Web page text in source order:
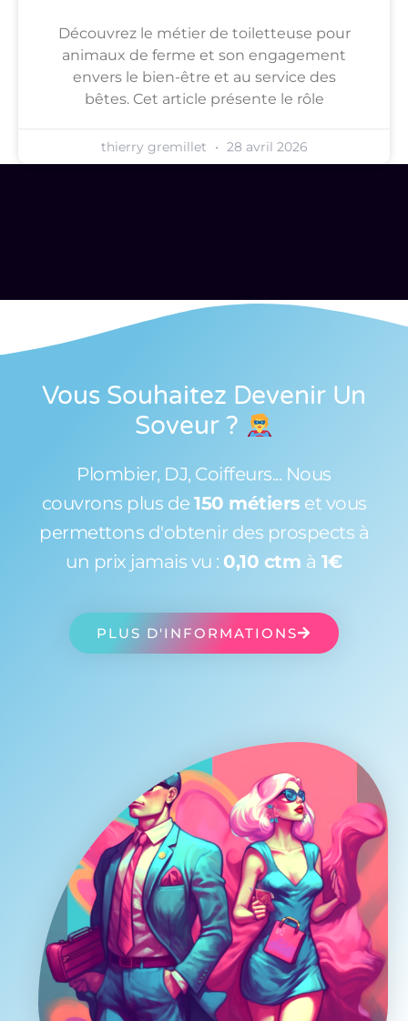
Découvrez le métier de toiletteuse pour
animaux de ferme et son engagement
envers le bien-être et au service des
bêtes. Cet article présente le rôle
thierry gremillet 28 avril 2026
Vous Souhaitez Devenir Un
Soveur ?
Plombier, DJ, Coiffeurs... Nous
couvrons plus de 150 métiers et vous
permettons d'obtenir des prospects à
un prix jamais vu : 0,10 ctm à 1€
PLUS D'INFORMATIONS